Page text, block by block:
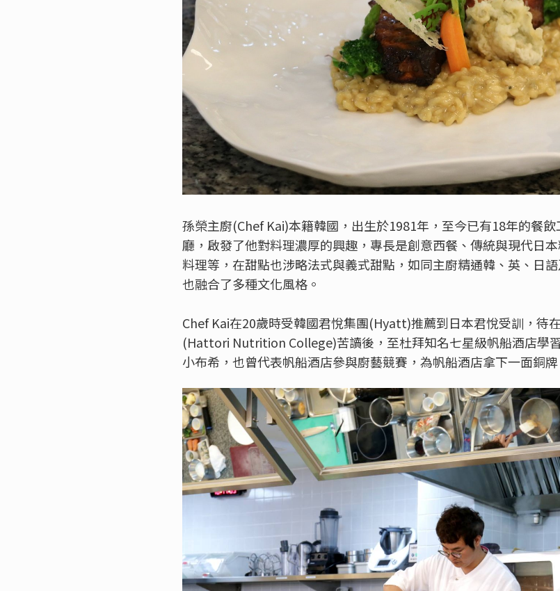
孫榮主廚(Chef Kai)本籍韓國，出生於1981年，至今已有18年的餐
廳，啟發了他對料理濃厚的興趣，專長是創意西餐、傳統與現代日
料理等，在甜點也涉略法式與義式甜點，如同主廚精通韓、英、日
也融合了多種文化風格。
Chef Kai在20歲時受韓國君悅集團(Hyatt)推薦到日本君悅受訓，待
(Hattori Nutrition College)苦讀後，至杜拜知名七星級帆船酒店學
小布希，也曾代表帆船酒店參與廚藝競賽，為帆船酒店拿下一面銅牌